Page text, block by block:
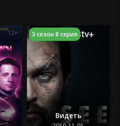
12+
Видеть
3 сезон 8 серия